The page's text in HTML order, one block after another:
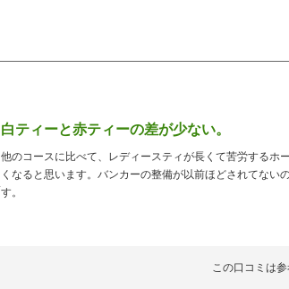
白ティーと赤ティーの差が少ない。
他のコースに比べて、レディースティが長くて苦労するホ
くなると思います。バンカーの整備が以前ほどされてない
す。
この口コミは